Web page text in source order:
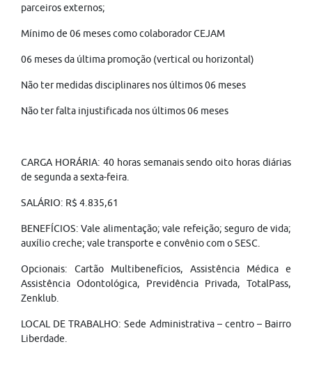
parceiros externos;
Mínimo de 06 meses como colaborador CEJAM
06 meses da última promoção (vertical ou horizontal)
Não ter medidas disciplinares nos últimos 06 meses
Não ter falta injustificada nos últimos 06 meses
CARGA HORÁRIA: 40 horas semanais sendo oito horas diárias
de segunda a sexta-feira.
SALÁRIO: R$ 4.835,61
BENEFÍCIOS: Vale alimentação; vale refeição; seguro de vida;
auxílio creche; vale transporte e convênio com o SESC.
Opcionais: Cartão Multibenefícios, Assistência Médica e
Assistência Odontológica, Previdência Privada, TotalPass,
Zenklub.
LOCAL DE TRABALHO: Sede Administrativa – centro – Bairro
Liberdade.